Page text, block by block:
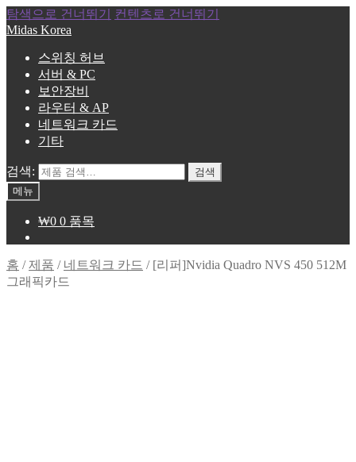
탐색으로 건너뛰기
컨텐츠로 건너뛰기
Midas Korea
스위칭 허브
서버 & PC
보안장비
라우터 & AP
네트워크 카드
기타
검색:
검색
메뉴
₩0 0 품목
홈 /제품 / 네트워크 카드 / [리퍼]Nvidia Quadro NVS 450 512M
그래픽카드